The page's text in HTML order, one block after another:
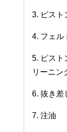
3. ピスト
4. フェル
5. ピスト
リーニン
6. 抜き差
7. 注油